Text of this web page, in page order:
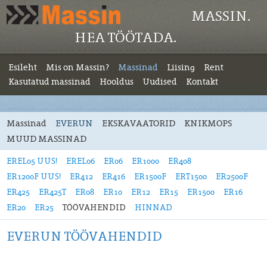
MASSIN.
HEA TÖÖTADA.
Esileht Mis on Massin? Massinad Liising
Rent
Kasutatud massinad
Hooldus Uudised Kontakt
Massinad EVERUN EKSKAVAATORID
KNIKMOPS
MUUD MASSINAD
EREL05 UUS! EREL06 ER06 ER1000
ER408
ER1200F UUS!
ER412 ER416 ER1500F ERT1500
ER2500F
ER425
ER425T ER08 ER10 ER12 ER15 ER1500
ER16
ER20
ER25 TÖÖVAHENDID HINNAD
EVERUN TÖÖVAHENDID